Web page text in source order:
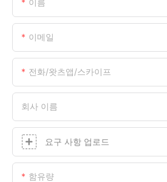
이름
이메일
전화/왓츠앱/스카이프
회사 이름
요구 사항 업로드
함유량